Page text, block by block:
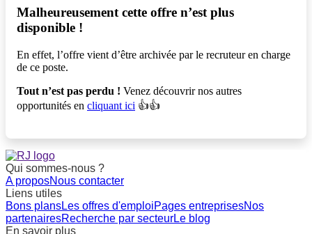
Malheureusement cette offre n’est plus
disponible !️
En effet, l’offre vient d’être archivée par le recruteur en charge
de ce poste.
Tout n’est pas perdu ! Venez découvrir nos autres
opportunités en cliquant ici 👍👍
Qui sommes-nous ?
A proposNous contacter
Liens utiles
Bons plansLes offres d'emploiPages entreprisesNos
partenairesRecherche par secteurLe blog
En savoir plus